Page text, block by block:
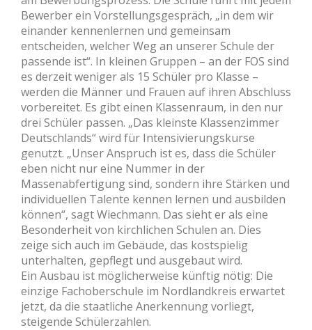
Bewerber ein Vorstellungsgespräch, „in dem wir
einander kennenlernen und gemeinsam
entscheiden, welcher Weg an unserer Schule der
passende ist“. In kleinen Gruppen – an der FOS sind
es derzeit weniger als 15 Schüler pro Klasse –
werden die Männer und Frauen auf ihren Abschluss
vorbereitet. Es gibt einen Klassenraum, in den nur
drei Schüler passen. „Das kleinste Klassenzimmer
Deutschlands“ wird für Intensivierungskurse
genutzt. „Unser Anspruch ist es, dass die Schüler
eben nicht nur eine Nummer in der
Massenabfertigung sind, sondern ihre Stärken und
individuellen Talente kennen lernen und ausbilden
können“, sagt Wiechmann. Das sieht er als eine
Besonderheit von kirchlichen Schulen an. Dies
zeige sich auch im Gebäude, das kostspielig
unterhalten, gepflegt und ausgebaut wird.
Ein Ausbau ist möglicherweise künftig nötig: Die
einzige Fachoberschule im Nordlandkreis erwartet
jetzt, da die staatliche Anerkennung vorliegt,
steigende Schülerzahlen.